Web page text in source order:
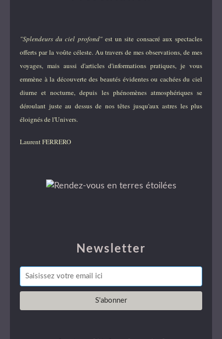
Newsletter
"Splendeurs du ciel profond"est un site consacré aux spectacles
offerts par la voûte céleste. Au travers de mes observations, de mes
voyages, mais aussi d'articles d'informations pratiques, je vous
emmène à la découverte des beautés évidentes ou cachées du ciel
diurne et nocturne, depuis les phénomènes atmosphériques se
déroulant juste au dessus de nos têtes jusqu'aux astres les plus
éloignés de l'Univers.
Laurent FERRERO